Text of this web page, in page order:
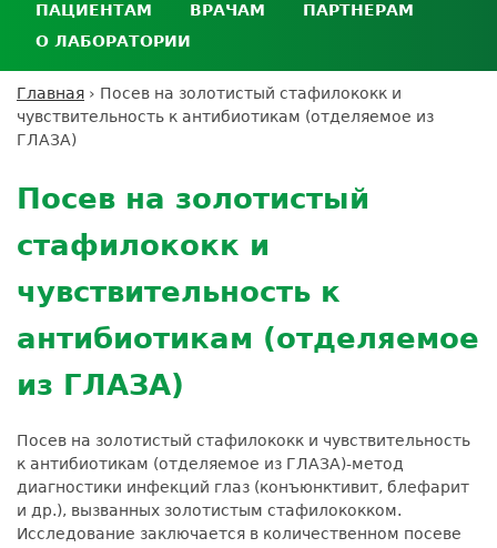
Анализы и цены
Где сдать анализы
Выезд на дом
Подготовка к анализам
ПАЦИЕНТАМ
Личный кабинет пациента
Дисконтная программа
ДМС
Усиление профилактических мер для
безопасности пациентов
Налоговый вычет
ВРАЧАМ
Сотрудничество
Экскурсия в
ПАРТНЕРАМ
кабинет
партнёра
лабораторию
О ЛАБОРАТОРИИ
Контроль качества
Вакансии
Вы
здесь
Главная › Посев на золотистый стафилококк и
чувствительность к антибиотикам (отделяемое из
ГЛАЗА)
to
top
Посев на золотистый
стафилококк и
чувствительность к
антибиотикам (отделяемое
из ГЛАЗА)
Посев на золотистый стафилококк и чувствительность
к антибиотикам (отделяемое из ГЛАЗА)-метод
диагностики инфекций глаз (конъюнктивит, блефарит
и др.), вызванных золотистым стафилококком.
Исследование заключается в количественном посеве